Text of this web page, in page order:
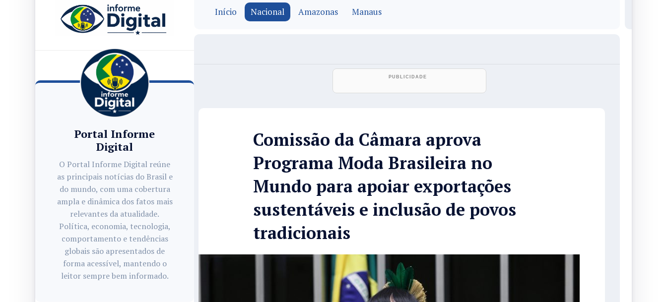
Portal Informe
Digital
O Portal Informe Digital reúne
as principais notícias do Brasil e
do mundo, com uma cobertura
ampla e dinâmica dos fatos mais
relevantes da atualidade.
Política, economia, tecnologia,
comportamento e tendências
globais são apresentados de
forma acessível, mantendo o
leitor sempre bem informado.
Início Nacional Amazonas Manaus
Comissão da Câmara aprova
Programa Moda Brasileira no
Mundo para apoiar exportações
sustentáveis e inclusão de povos
tradicionais